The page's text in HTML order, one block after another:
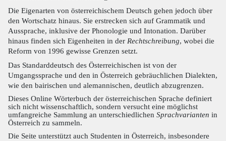
Die Eigenarten von österreichischem Deutsch gehen jedoch über
den Wortschatz hinaus. Sie erstrecken sich auf Grammatik und
Aussprache, inklusive der Phonologie und Intonation. Darüber
hinaus finden sich Eigenheiten in der Rechtschreibung, wobei die
Reform von 1996 gewisse Grenzen setzt.
Das Standarddeutsch des Österreichischen ist von der
Umgangssprache und den in Österreich gebräuchlichen Dialekten,
wie den bairischen und alemannischen, deutlich abzugrenzen.
Dieses Online Wörterbuch der österreichischen Sprache definiert
sich nicht wissenschaftlich, sondern versucht eine möglichst
umfangreiche Sammlung an unterschiedlichen Sprachvarianten in
Österreich zu sammeln.
Die Seite unterstützt auch Studenten in Österreich, insbesondere